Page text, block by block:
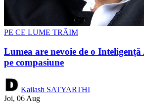
PE CE LUME TRĂIM
Lumea are nevoie de o
pe compasiune
Kailash SATYARTHI
Joi, 06 Aug